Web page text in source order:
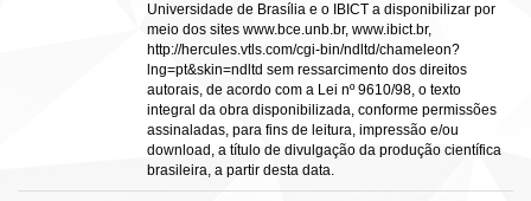
Universidade de Brasília e o IBICT a disponibilizar por
meio dos sites www.bce.unb.br, www.ibict.br,
http://hercules.vtls.com/cgi-bin/ndltd/chameleon?
lng=pt&skin=ndltd sem ressarcimento dos direitos
autorais, de acordo com a Lei nº 9610/98, o texto
integral da obra disponibilizada, conforme permissões
assinaladas, para fins de leitura, impressão e/ou
download, a título de divulgação da produção científica
brasileira, a partir desta data.